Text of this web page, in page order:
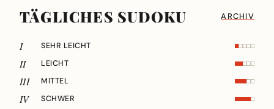
TÄGLICHES SUDOKU ARCHIV
I SEHR LEICHT
II LEICHT
III MITTEL
IV SCHWER